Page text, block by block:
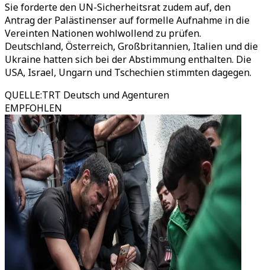
Sie forderte den UN-Sicherheitsrat zudem auf, den
Antrag der Palästinenser auf formelle Aufnahme in die
Vereinten Nationen wohlwollend zu prüfen.
Deutschland, Österreich, Großbritannien, Italien und die
Ukraine hatten sich bei der Abstimmung enthalten. Die
USA, Israel, Ungarn und Tschechien stimmten dagegen.
QUELLE:TRT Deutsch und Agenturen
EMPFOHLEN